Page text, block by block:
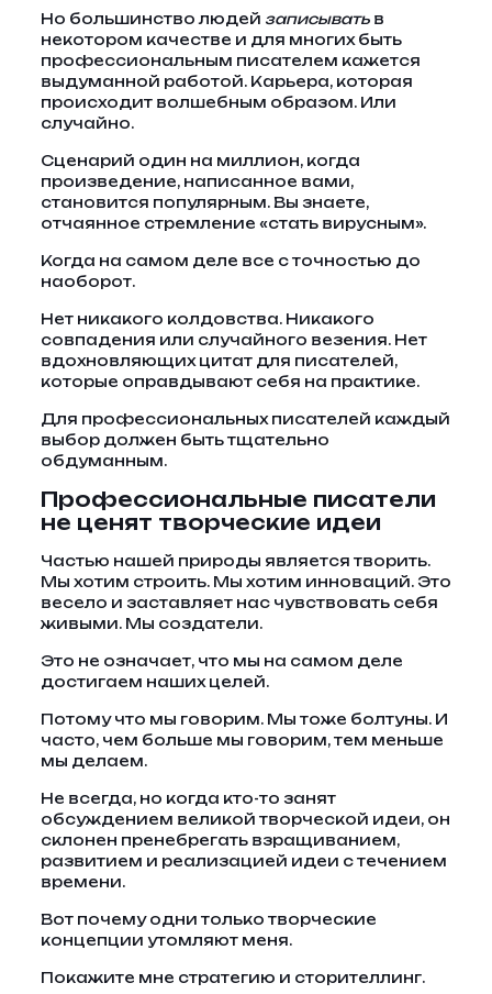
Но большинство людей записыватьв
некотором качестве и для многих быть
профессиональным писателем кажется
выдуманной работой. Карьера, которая
происходит волшебным образом. Или
случайно.
Сценарий один на миллион, когда
произведение, написанное вами,
становится популярным. Вы знаете,
отчаянное стремление «стать вирусным».
Когда на самом деле все с точностью до
наоборот.
Нет никакого колдовства. Никакого
совпадения или случайного везения. Нет
вдохновляющих цитат для писателей,
которые оправдывают себя на практике.
Для профессиональных писателей каждый
выбор должен быть тщательно
обдуманным.
Профессиональные писатели
не ценят творческие идеи
Частью нашей природы является творить.
Мы хотим строить. Мы хотим инноваций. Это
весело и заставляет нас чувствовать себя
живыми. Мы создатели.
Это не означает, что мы на самом деле
достигаем наших целей.
Потому что мы говорим. Мы тоже болтуны. И
часто, чем больше мы говорим, тем меньше
мы делаем.
Не всегда, но когда кто-то занят
обсуждением великой творческой идеи, он
склонен пренебрегать взращиванием,
развитием и реализацией идеи с течением
времени.
Вот почему одни только творческие
концепции утомляют меня.
Покажите мне стратегию и сторителлинг.